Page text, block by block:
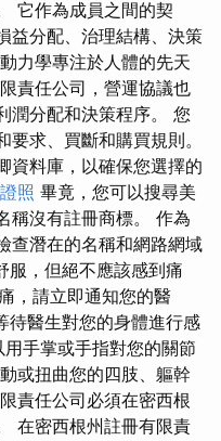
它作為成員之間的契
益分配、治理結構、決策
力學專注於人體的先天
責任公司，營運協議也
潤分配和決策程序。 您
求、買斷和購買規則。
資料庫，以確保您選擇的
照 畢竟，您可以搜尋美
稱沒有註冊商標。 作為
查潛在的名稱和網路網域
服，但絕不應該感到痛
，請立即通知您的醫
待醫生對您的身體進行感
手掌或手指對您的關節
或扭曲您的四肢、軀幹
責任公司必須在密西根
在密西根州註冊有限責